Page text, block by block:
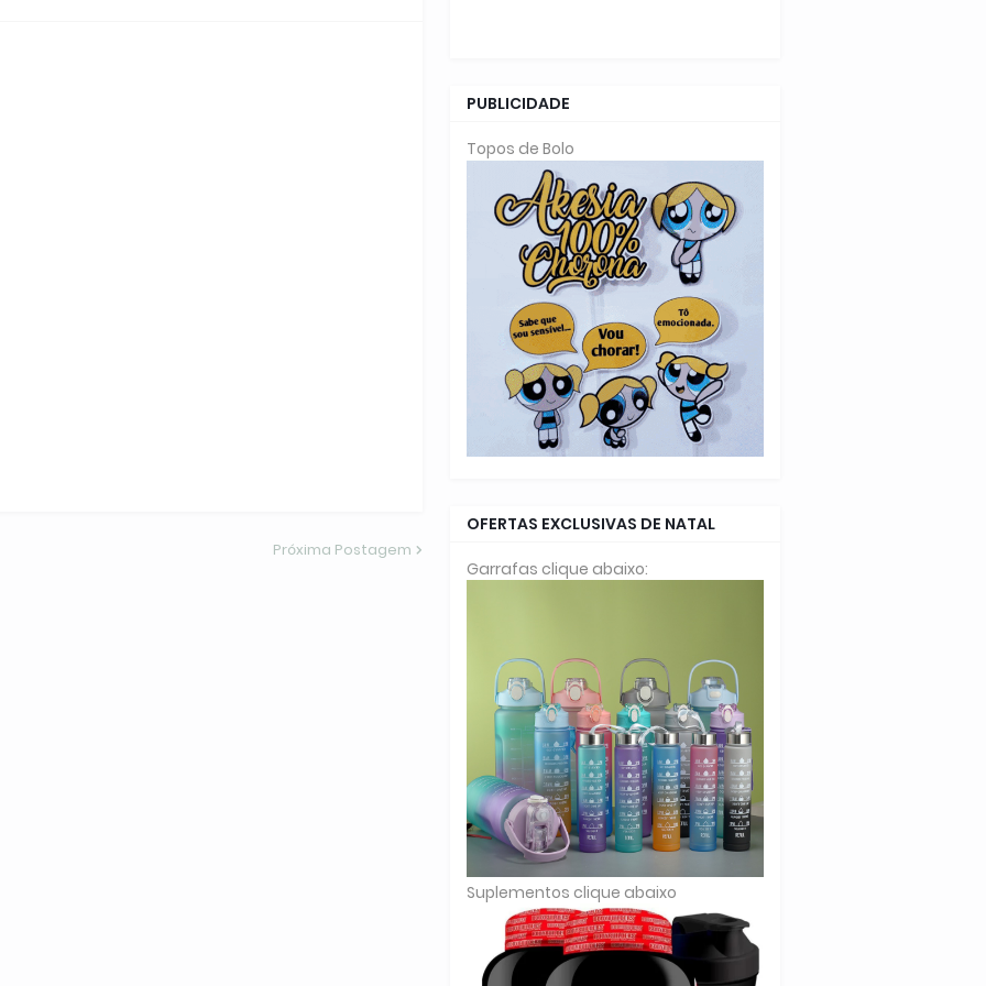
Próxima Postagem
PUBLICIDADE
Topos de Bolo
OFERTAS EXCLUSIVAS DE NATAL
Garrafas clique abaixo:
Suplementos clique abaixo